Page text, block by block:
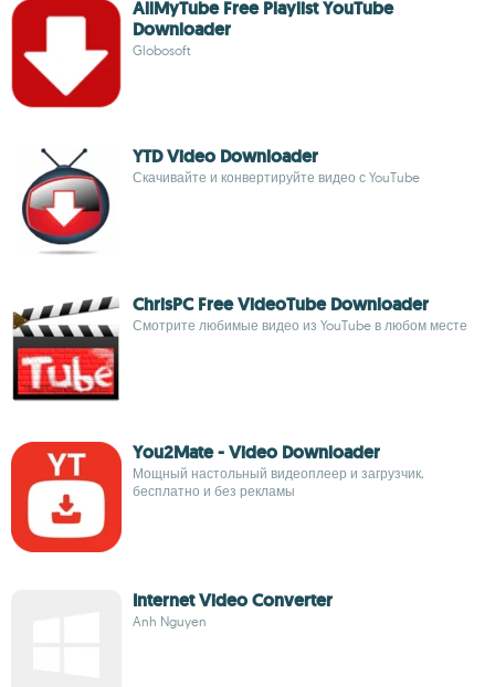
AllMyTube Free Playlist YouTube
Downloader
Globosoft
YTD Video Downloader
Скачивайте и конвертируйте видео с YouTube
ChrisPC Free VideoTube Downloader
Смотрите любимые видео из YouTube в любом месте
You2Mate - Video Downloader
Мощный настольный видеоплеер и загрузчик,
бесплатно и без рекламы
Internet Video Converter
Anh Nguyen